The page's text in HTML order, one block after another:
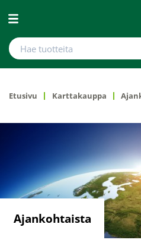
Avaa valikko
Hae tuotteita
Etusivu Karttakauppa
Ajankohtaista